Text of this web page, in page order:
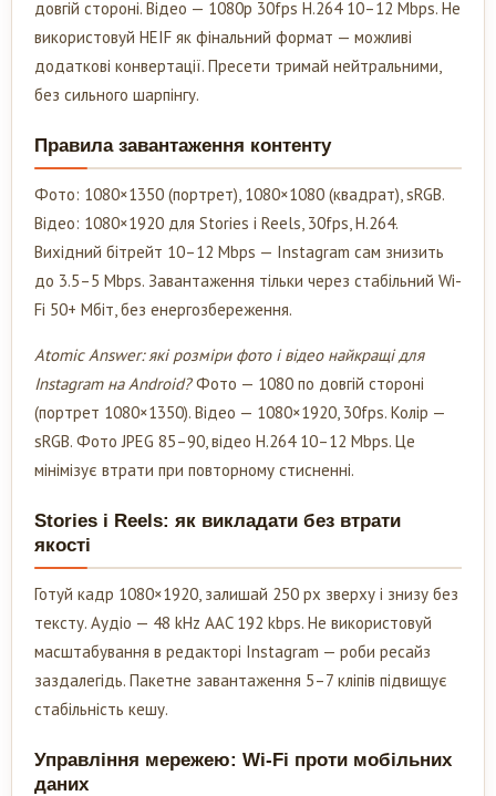
довгій стороні. Відео — 1080p 30fps H.264 10–12 Mbps. Не
використовуй HEIF як фінальний формат — можливі
додаткові конвертації. Пресети тримай нейтральними,
без сильного шарпінгу.
Правила завантаження контенту
Фото: 1080×1350 (портрет), 1080×1080 (квадрат), sRGB.
Відео: 1080×1920 для Stories і Reels, 30fps, H.264.
Вихідний бітрейт 10–12 Mbps — Instagram сам знизить
до 3.5–5 Mbps. Завантаження тільки через стабільний Wi-
Fi 50+ Мбіт, без енергозбереження.
Atomic Answer: які розміри фото і відео найкращі для
Instagram на Android?Фото — 1080 по довгій стороні
(портрет 1080×1350). Відео — 1080×1920, 30fps. Колір —
sRGB. Фото JPEG 85–90, відео H.264 10–12 Mbps. Це
мінімізує втрати при повторному стисненні.
Stories і Reels: як викладати без втрати
якості
Готуй кадр 1080×1920, залишай 250 px зверху і знизу без
тексту. Аудіо — 48 kHz AAC 192 kbps. Не використовуй
масштабування в редакторі Instagram — роби ресайз
заздалегідь. Пакетне завантаження 5–7 кліпів підвищує
стабільність кешу.
Управління мережею: Wi-Fi проти мобільних
даних